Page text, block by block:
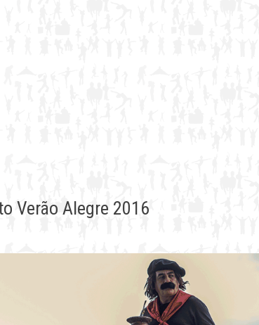
Verão Alegre 2016